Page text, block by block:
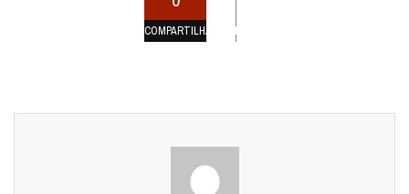
COMPARTILHAMENTOS